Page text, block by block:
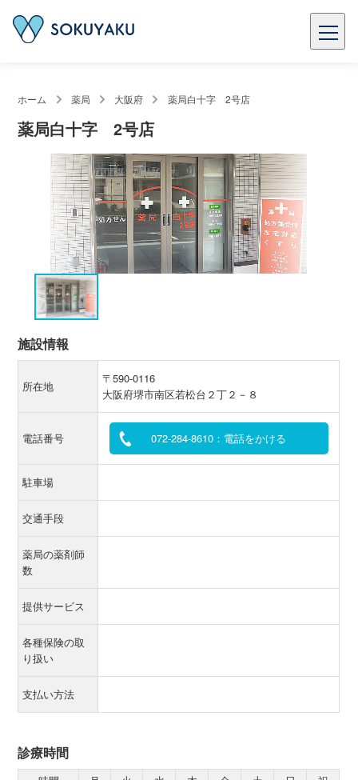
ホーム 薬局 大阪府 薬局白十字 2号店
薬局白十字 2号店
施設情報
所在地
〒590-0116
大阪府堺市南区若松台２丁２－８
電話番号 072-284-8610：電話をかける
駐車場
交通手段
薬局の薬剤師
数
提供サービス
各種保険の取
り扱い
支払い方法
診療時間